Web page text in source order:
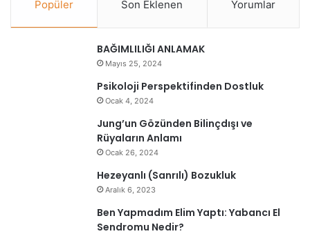
Popüler Son Eklenen Yorumlar
BAĞIMLILIĞI ANLAMAK
Mayıs 25, 2024
Psikoloji Perspektifinden Dostluk
Ocak 4, 2024
Jung’un Gözünden Bilinçdışı ve
Rüyaların Anlamı
Ocak 26, 2024
Hezeyanlı (Sanrılı) Bozukluk
Aralık 6, 2023
Ben Yapmadım Elim Yaptı: Yabancı El
Sendromu Nedir?